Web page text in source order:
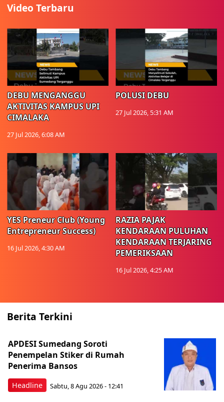
Video Terbaru
DEBU MENGANGGU
AKTIVITAS KAMPUS UPI
CIMALAKA
27 Jul 2026, 6:08 AM
POLUSI DEBU
27 Jul 2026, 5:31 AM
YES Preneur Club (Young
Entrepreneur Success)
16 Jul 2026, 4:30 AM
RAZIA PAJAK
KENDARAAN PULUHAN
KENDARAAN TERJARING
PEMERIKSAAN
16 Jul 2026, 4:25 AM
Berita Terkini
Headline
APDESI Sumedang Soroti
Penempelan Stiker di Rumah
Penerima Bansos
Sabtu, 8 Agu 2026 - 12:41